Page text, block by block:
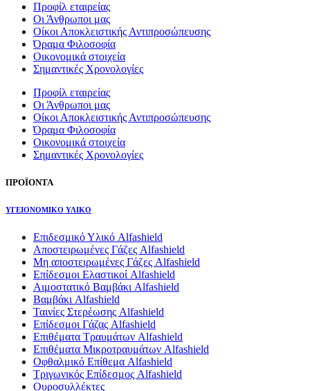
Προφίλ εταιρείας
Οι Άνθρωποι μας
Οίκοι Αποκλειστικής Αντιπροσώπευσης
Όραμα Φιλοσοφία
Οικονομικά στοιχεία
Σημαντικές Χρονολογίες
Προφίλ εταιρείας
Οι Άνθρωποι μας
Οίκοι Αποκλειστικής Αντιπροσώπευσης
Όραμα Φιλοσοφία
Οικονομικά στοιχεία
Σημαντικές Χρονολογίες
ΠΡΟΪΟΝΤΑ
ΥΓΕΙΟΝΟΜΙΚΟ ΥΛΙΚΟ
Επιδεσμικό Υλικό Alfashield
Αποστειρωμένες Γάζες Alfashield
Μη αποστειρωμένες Γάζες Alfashield
Επίδεσμοι Ελαστικοί Alfashield
Αιμοστατικό Βαμβάκι Alfashield
Βαμβάκι Alfashield
Ταινίες Στερέωσης Alfashield
Επίδεσμοι Γάζας Alfashield
Επιθέματα Τραυμάτων Alfashield
Επιθέματα Μικροτραυμάτων Alfashield
Οφθαλμικό Eπίθεμα Alfashield
Τριγωνικός Επίδεσμος Alfashield
Ουροσυλλέκτες